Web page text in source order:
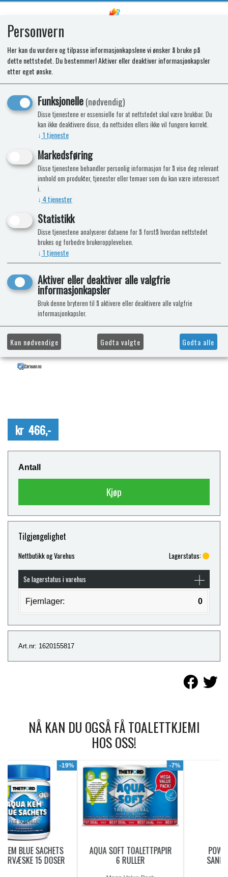
SPARES KIT - TC. HOB. S2.
6.3x0.8mm FASTON. 600mmm
kr 466,-
Antall
Kjøp
Tilgjengelighet
Nettbutikk og Varehus Lagerstatus:
Se lagerstatus i varehus
Fjernlager: 0
Art.nr: 1620155817
NÅ KAN DU OGSÅ FÅ TOALETTKJEMI
HOS OSS!
-7%
AQUA SOFT TOALETTPAPIR
6 RULLER
POWERPODS BLUE
SANITÆRVÆSKE 20
Personvern
Her kan du vurdere og tilpasse informasjonkapslene vi ønsker å bruke på
dette nettstedet. Du bestemmer! Aktiver eller deaktiver informasjonkapsler
etter eget ønske.
Funksjonelle(nødvendig)
Disse tjenestene er essensielle for at nettstedet skal være brukbar. Du
kan ikke deaktivere disse, da nettsiden ellers ikke vil fungere korrekt.
↓ 1tjeneste
Markedsføring
Disse tjenestene behandler personlig informasjon for å vise deg relevant
innhold om produkter, tjenester eller temaer som du kan være interessert
i.
↓ 4tjenester
Statistikk
Disse tjenestene analyserer dataene for å forstå hvordan nettstedet
brukes og forbedre brukeropplevelsen.
↓ 1tjeneste
Aktiver eller deaktiver alle valgfrie
informasjonkapsler
Bruk denne bryteren til å aktivere eller deaktivere alle valgfrie
informasjonkapsler.
Kun nødvendige Godta valgte Godta alle